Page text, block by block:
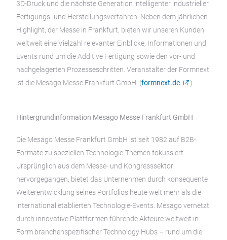
3D-Druck und die nächste Generation intelligenter industrieller
Fertigungs- und Herstellungsverfahren. Neben dem jährlichen
Highlight, der Messe in Frankfurt, bieten wir unseren Kunden
weltweit eine Vielzahl relevanter Einblicke, Informationen und
Events rund um die Additive Fertigung sowie den vor- und
nachgelagerten Prozesseschritten. Veranstalter der Formnext
ist die Mesago Messe Frankfurt GmbH. (formnext.de )
Hintergrundinformation Mesago Messe Frankfurt GmbH
Die Mesago Messe Frankfurt GmbH ist seit 1982 auf B2B-
Formate zu speziellen Technologie-Themen fokussiert.
Ursprünglich aus dem Messe- und Kongresssektor
hervorgegangen, bietet das Unternehmen durch konsequente
Weiterentwicklung seines Portfolios heute weit mehr als die
international etablierten Technologie-Events. Mesago vernetzt
durch innovative Plattformen führende Akteure weltweit in
Form branchenspezifischer Technology Hubs – rund um die